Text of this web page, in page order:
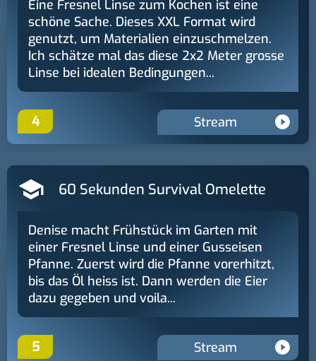
Eine Fresnel Linse zum Kochen ist eine
schöne Sache. Dieses XXL Format wird
genutzt, um Materialien einzuschmelzen.
Ich schätze mal das diese 2x2 Meter grosse
Linse bei idealen Bedingungen...
4 Stream
60 Sekunden Survival Omelette
Denise macht Frühstück im Garten mit
einer Fresnel Linse und einer Gusseisen
Pfanne. Zuerst wird die Pfanne vorerhitzt,
bis das Öl heiss ist. Dann werden die Eier
dazu gegeben und voila...
5 Stream